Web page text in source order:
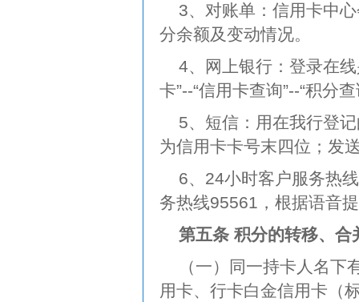
3、对账单：信用卡中
分余额及变动情况。
4、网上银行：登录在
卡”--“信用卡查询”--“积分
5、短信：用在我行登
为信用卡卡号末四位；发
6、24小时客户服务热
务热线95561，根据语音
第五条 积分的转移、合
（一）同一持卡人名
用卡、行卡白金信用卡（